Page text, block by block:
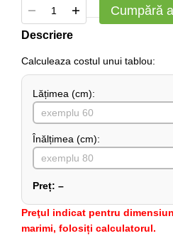
Cumpără
Descriere
Сalculeaza costul unui tablou:
Lățimea (сm):
Înălțimea (cm):
Preț: –
Preţul indicat pentru
marimi, folosiți calculatorul.